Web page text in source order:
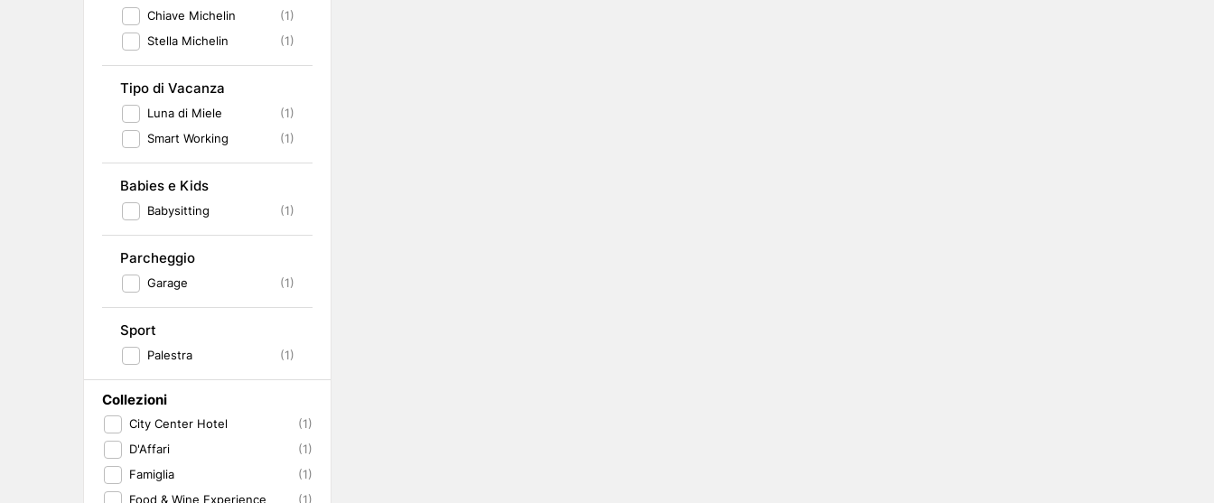
Chiave Michelin
(1)
Stella Michelin
(1)
Tipo di Vacanza
Luna di Miele
(1)
Smart Working
(1)
Babies e Kids
Babysitting (1)
Parcheggio
Garage (1)
Sport
Palestra (1)
Collezioni
City Center Hotel
(1)
D'Affari
(1)
Famiglia
(1)
Food & Wine Experience
(1)